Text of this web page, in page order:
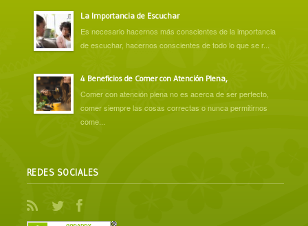
La Importancia de Escuchar
Es necesario hacernos más conscientes de la importancia
de escuchar, hacernos conscientes de todo lo que se r...
4 Beneficios de Comer con Atención Plena,
Comer con atención plena no es acerca de ser perfecto,
comer siempre las cosas correctas o nunca permitirnos
come...
REDES SOCIALES